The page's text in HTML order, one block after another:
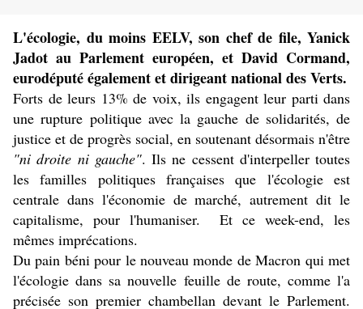
L'écologie, du moins EELV, son chef de file, Yanick
Jadot au Parlement européen, et David Cormand,
eurodéputé également et dirigeant national des Verts.
Forts de leurs 13% de voix, ils engagent leur parti dans
une rupture politique avec la gauche de solidarités, de
justice et de progrès social, en soutenant désormais n'être
"ni droite ni gauche". Ils ne cessent d'interpeller toutes
les familles politiques françaises que l'écologie est
centrale dans l'économie de marché, autrement dit le
capitalisme, pour l'humaniser. Et ce week-end, les
mêmes imprécations.
Du pain béni pour le nouveau monde de Macron qui met
l'écologie dans sa nouvelle feuille de route, comme l'a
précisée son premier chambellan devant le Parlement.